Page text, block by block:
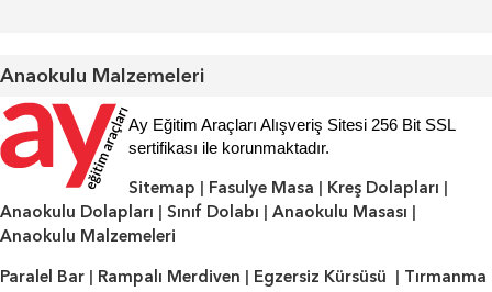
Anaokulu Malzemeleri
Ay Eğitim Araçları Alışveriş Sitesi 256 Bit SSL
sertifikası ile korunmaktadır.
Sitemap | Fasulye Masa | Kreş Dolapları |
Anaokulu Dolapları | Sınıf Dolabı | Anaokulu Masası |
Anaokulu Malzemeleri
Paralel Bar | Rampalı Merdiven | Egzersiz Kürsüsü | Tırmanma